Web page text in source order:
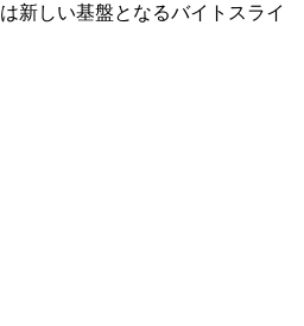
は新しい基盤となるバイトスライ